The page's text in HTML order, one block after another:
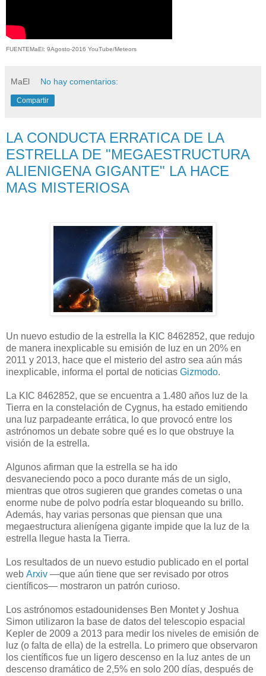
FUENTEMaEl: 9Agosto-2016 YouTube/Meteors
MaEl No hay comentarios:
Compartir
LA CONDUCTA ERRATICA DE LA
ESTRELLA DE "MEGAESTRUCTURA
ALIENIGENA GIGANTE" LA HACE
MAS MISTERIOSA
Un nuevo estudio de la estrella la KIC 8462852, que redujo
de manera inexplicable su emisión de luz en un 20% en
2011 y 2013, hace que el misterio del astro sea aún más
inexplicable, informa el portal de noticias Gizmodo.
La KIC 8462852, que se encuentra a 1.480 años luz de la
Tierra en la constelación de Cygnus, ha estado emitiendo
una luz parpadeante errática, lo que provocó entre los
astrónomos un debate sobre qué es lo que obstruye la
visión de la estrella.
Algunos afirman que la estrella se ha ido
desvaneciendo poco a poco durante más de un siglo,
mientras que otros sugieren que grandes cometas o una
enorme nube de polvo podría estar bloqueando su brillo.
Además, hay varias personas que piensan que una
megaestructura alienígena gigante impide que la luz de la
estrella llegue hasta la Tierra.
Los resultados de un nuevo estudio publicado en el portal
web Arxiv —que aún tiene que ser revisado por otros
científicos— mostraron un patrón curioso.
Los astrónomos estadounidenses Ben Montet y Joshua
Simon utilizaron la base de datos del telescopio espacial
Kepler de 2009 a 2013 para medir los niveles de emisión de
luz (o falta de ella) de la estrella. Lo primero que observaron
los científicos fue un ligero descenso en la luz antes de un
descenso dramático de 2,5% en solo 200 días, después de